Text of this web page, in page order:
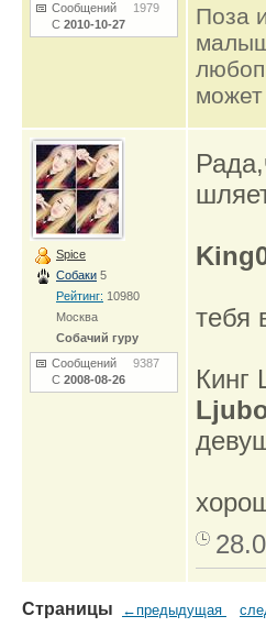
Сообщений 1979
С 2010-10-27
Поза
Spice
Собаки 5
Рейтинг: 10980
Москва
Собачий гуру
Сообщений 9387
С 2008-08-26
тебя
Кинг
Страницы ←предыдущая